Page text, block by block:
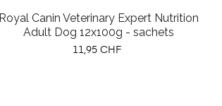
Royal Canin Veterinary Expert Nutrition
Adult Dog 12x100g - sachets
Prix
11,95 CHF